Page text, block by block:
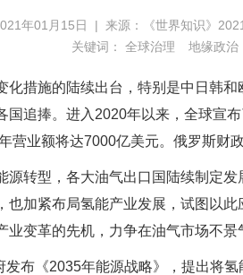
年01月15日 | 来源：《世界知识》
关键词： 全球治理 地缘政治
化措施的陆续出台，特别是中日韩
国追捧。进入2020年以来，全球宣
营业额将达7000亿美元。俄罗斯财
源转型，各大油气出口国陆续制定
也加紧布局氢能产业发展，试图以
业变革的先机，力争在油气市场不
发布《2035年能源战略》，提出将